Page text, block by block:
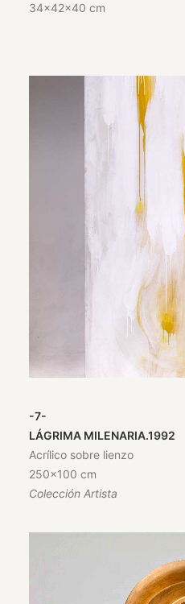
34x42x40 cm
-7-
LÁGRIMA MILENARIA.1992
Acrílico sobre lienzo
250×100 cm
Colección Artista